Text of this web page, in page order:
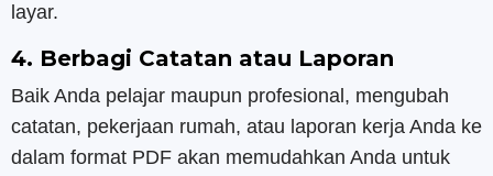
layar.
4. Berbagi Catatan atau Laporan
Baik Anda pelajar maupun profesional, mengubah
catatan, pekerjaan rumah, atau laporan kerja Anda ke
dalam format PDF akan memudahkan Anda untuk